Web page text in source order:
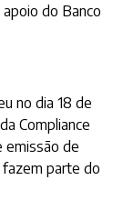
do Banco
no dia 18 de
Compliance
emissão de
parte do